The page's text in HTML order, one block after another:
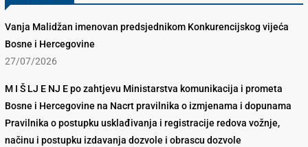
Vanja Malidžan imenovan predsjednikom Konkurencijskog vijeća
Bosne i Hercegovine
27/07/2026
M I Š LJ E NJ E po zahtjevu Ministarstva komunikacija i prometa
Bosne i Hercegovine na Nacrt pravilnika o izmjenama i dopunama
Pravilnika o postupku usklađivanja i registracije redova vožnje,
načinu i postupku izdavanja dozvole i obrascu dozvole